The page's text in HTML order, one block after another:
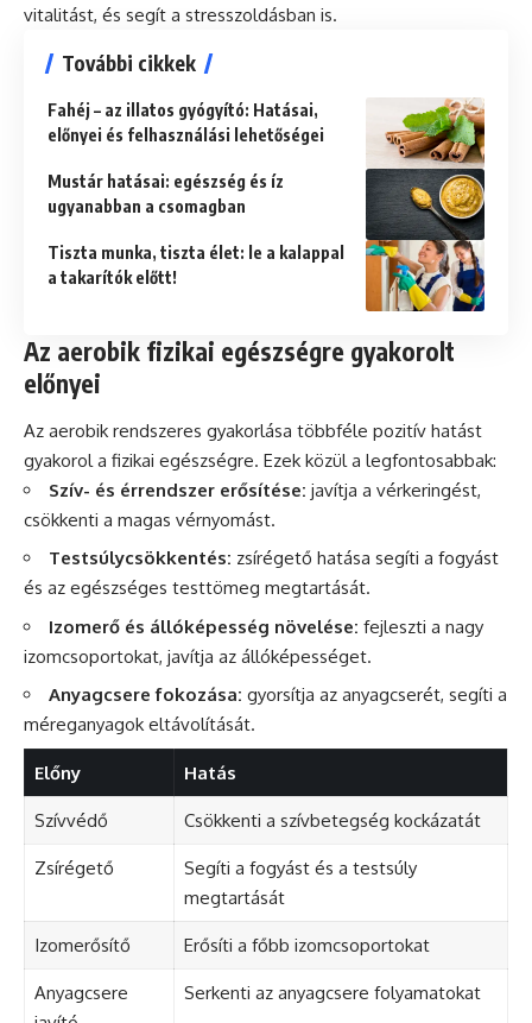
vitalitást, és segít a stresszoldásban is.
További cikkek
Fahéj – az illatos gyógyító: Hatásai,
előnyei és felhasználási lehetőségei
Mustár hatásai: egészség és íz
ugyanabban a csomagban
Tiszta munka, tiszta élet: le a kalappal
a takarítók előtt!
Az aerobik fizikai egészségre gyakorolt
előnyei
Az aerobik rendszeres gyakorlása többféle pozitív hatást
gyakorol a fizikai egészségre. Ezek közül a legfontosabbak:
Szív- és érrendszer erősítése: javítja a vérkeringést,
csökkenti a magas vérnyomást.
Testsúlycsökkentés: zsírégető hatása segíti a fogyást
és az egészséges testtömeg megtartását.
Izomerő és állóképesség növelése: fejleszti a nagy
izomcsoportokat, javítja az állóképességet.
Anyagcsere fokozása: gyorsítja az anyagcserét, segíti a
méreganyagok eltávolítását.
Előny Hatás
Szívvédő Csökkenti a szívbetegség kockázatát
Zsírégető
Segíti a fogyást és a testsúly
megtartását
Izomerősítő Erősíti a főbb izomcsoportokat
Anyagcsere
Serkenti az anyagcsere folyamatokat